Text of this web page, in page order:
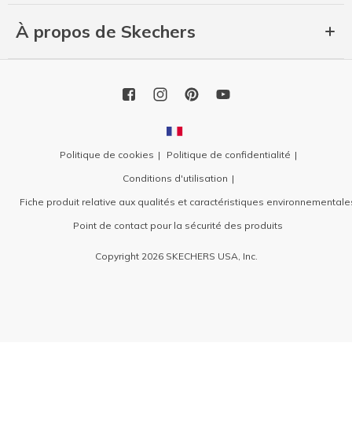
À propos de Skechers
Politique de cookies
Politique de confidentialité
Conditions d'utilisation
Fiche produit relative aux qualités et caractéristiques
Point de contact pour la sécurité des produits
Copyright 2026 SKECHERS USA, Inc.